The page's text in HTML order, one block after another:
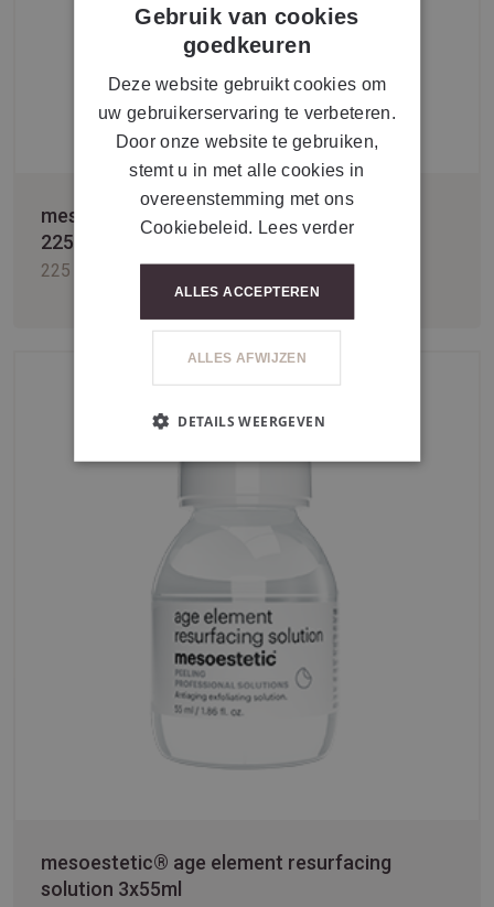
mesoestetic® age element cleansing balm
225 ml
225 ml
mesoestetic® age element resurfacing
solution 3x55ml
FRENCH
Gebruik van cookies
goedkeuren
Deze website gebruikt cookies om
uw gebruikerservaring te verbeteren.
Door onze website te gebruiken,
stemt u in met alle cookies in
overeenstemming met ons
Cookiebeleid.
Lees verder
ALLES ACCEPTEREN
ALLES AFWIJZEN
DETAILS WEERGEVEN